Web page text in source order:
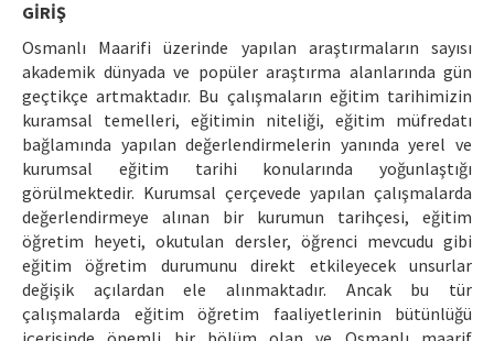
İletişim
GİRİŞ
Osmanlı Maarifi üzerinde yapılan araştırmaların sayısı
akademik dünyada ve popüler araştırma alanlarında gün
geçtikçe artmaktadır. Bu çalışmaların eğitim tarihimizin
kuramsal temelleri, eğitimin niteliği, eğitim müfredatı
bağlamında yapılan değerlendirmelerin yanında yerel ve
kurumsal eğitim tarihi konularında yoğunlaştığı
görülmektedir. Kurumsal çerçevede yapılan çalışmalarda
değerlendirmeye alınan bir kurumun tarihçesi, eğitim
öğretim heyeti, okutulan dersler, öğrenci mevcudu gibi
eğitim öğretim durumunu direkt etkileyecek unsurlar
değişik açılardan ele alınmaktadır. Ancak bu tür
çalışmalarda eğitim öğretim faaliyetlerinin bütünlüğü